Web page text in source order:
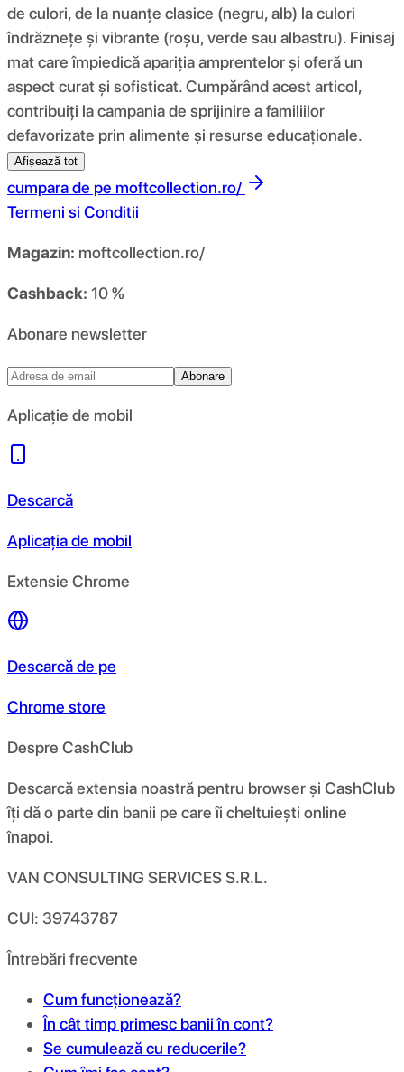
de culori, de la nuanțe clasice (negru, alb) la culori
îndrăznețe și vibrante (roșu, verde sau albastru). Finisaj
mat care împiedică apariția amprentelor și oferă un
aspect curat și sofisticat. Cumpărând acest articol,
contribuiți la campania de sprijinire a familiilor
defavorizate prin alimente și resurse educaționale.
Afișează tot
cumpara de pe moftcollection.ro/
Termeni si Conditii
Magazin: moftcollection.ro/
Cashback: 10 %
Abonare newsletter
Abonare
Aplicație de mobil
Descarcă
Aplicația de mobil
Extensie Chrome
Descarcă de pe
Chrome store
Despre CashClub
Descarcă extensia noastră pentru browser și CashClub
îți dă o parte din banii pe care îi cheltuiești online
înapoi.
VAN CONSULTING SERVICES S.R.L.
CUI: 39743787
Întrebări frecvente
Cum funcționează?
În cât timp primesc banii în cont?
Se cumulează cu reducerile?